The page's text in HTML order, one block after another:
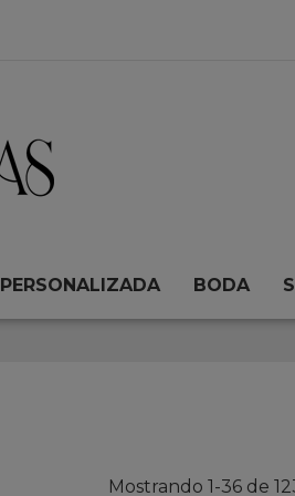
PERSONALIZADA BODA
Mostrando 1-36 de